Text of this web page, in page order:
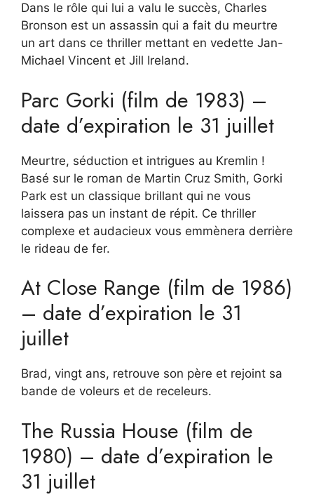
Dans le rôle qui lui a valu le succès, Charles
Bronson est un assassin qui a fait du meurtre
un art dans ce thriller mettant en vedette Jan-
Michael Vincent et Jill Ireland.
Parc Gorki (film de 1983) –
date d’expiration le 31 juillet
Meurtre, séduction et intrigues au Kremlin !
Basé sur le roman de Martin Cruz Smith, Gorki
Park est un classique brillant qui ne vous
laissera pas un instant de répit. Ce thriller
complexe et audacieux vous emmènera derrière
le rideau de fer.
At Close Range (film de 1986)
– date d’expiration le 31
juillet
Brad, vingt ans, retrouve son père et rejoint sa
bande de voleurs et de receleurs.
The Russia House (film de
1980) – date d’expiration le
31 juillet